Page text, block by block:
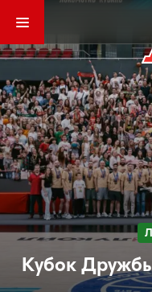
Кубок